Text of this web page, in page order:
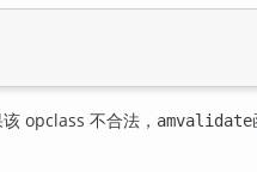
opclass 不合法， amvalidate